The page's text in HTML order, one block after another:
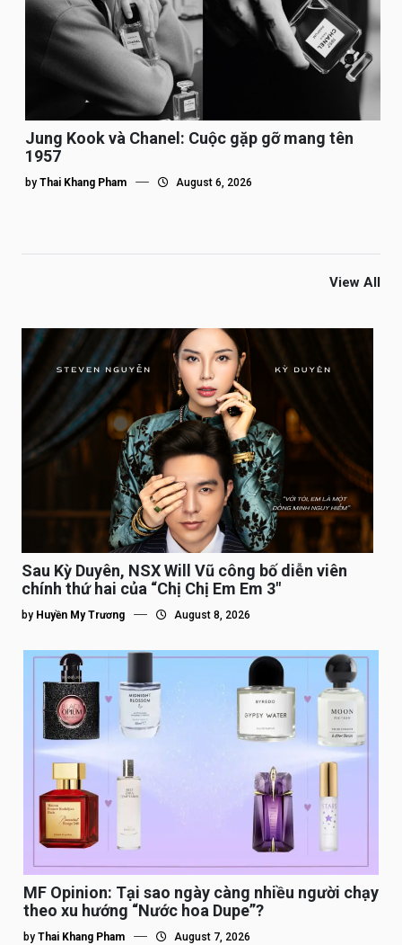
Jung Kook và Chanel: Cuộc gặp gỡ mang tên
1957
by Thai Khang Pham August 6, 2026
View All
Sau Kỳ Duyên, NSX Will Vũ công bố diễn viên
chính thứ hai của “Chị Chị Em Em 3″
by Huyền My Trương August 8, 2026
MF Opinion: Tại sao ngày càng nhiều người chạy
theo xu hướng “Nước hoa Dupe”?
by Thai Khang Pham August 7, 2026